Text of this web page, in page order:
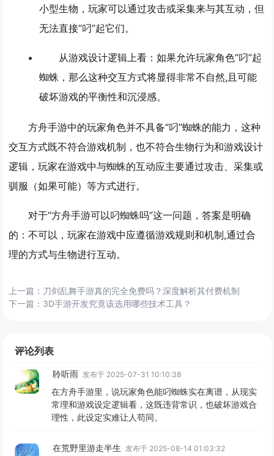
小型生物，玩家可以通过攻击或采集来与其互动，但
无法直接“叼”起它们。
从游戏设计逻辑上看 ：如果允许玩家角色“叼”起
蜘蛛，那么这种交互方式将显得非常不自然,且可能
破坏游戏的平衡性和沉浸感。
方舟手游中的玩家角色并不具备“叼”蜘蛛的能力，这种
交互方式既不符合游戏机制，也不符合生物行为和游戏设计
逻辑，玩家在游戏中与蜘蛛的互动应主要通过攻击、采集或
驯服（如果可能）等方式进行。
对于“方舟手游可以叼蜘蛛吗”这一问题，答案是明确
的：不可以，玩家在游戏中应遵循游戏规则和机制,通过合
理的方式与生物进行互动。
上一篇： 刀剑乱舞手游真的完全免费吗？深度解析其付费机制
下一篇： 3D手游开发究竟该选用哪些技术工具？
评论列表
聆听雨 发布于 2025-07-31 10:10:38
在方舟手游里，说玩家角色能叼蜘蛛实在离谱，从现实
常理和游戏设定逻辑看，这既违背常识，也破坏游戏合
理性，此设定实难让人苟同。
在荒野里游走半生 发布于 2025-08-14 01:03:32